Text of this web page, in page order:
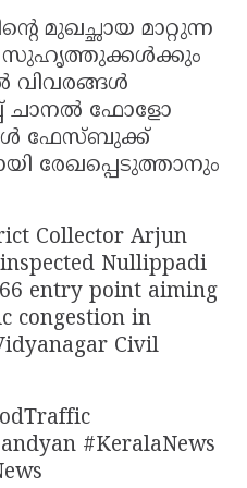
മുഖച്ഛായ മാറ്റുന്ന
സുഹൃത്തുക്കൾക്കും
ചാനൽ ഫോളോ
ഫേസ്ബുക്ക്
രേഖപ്പെടുത്താനും
Collector Arjun
Nullippadi
entry point aiming
congestion in
Civil
#KeralaNews